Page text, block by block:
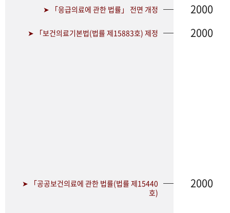
➤ 「응급의료에 관한 법률」 전면 개정 2000
➤ 「보건의료기본법(법률 제15883호) 제정 2000
➤ 「공공보건의료에 관한 법률(법률 제15440
호)
2000